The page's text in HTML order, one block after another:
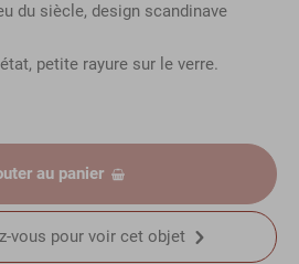
du siècle, design scandinave
petite rayure sur le verre.
au panier
vous pour voir cet objet